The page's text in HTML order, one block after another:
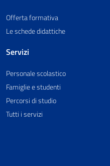
Offerta formativa
Le schede didattiche
Servizi
Personale scolastico
Famiglie e studenti
Percorsi di studio
Tutti i servizi